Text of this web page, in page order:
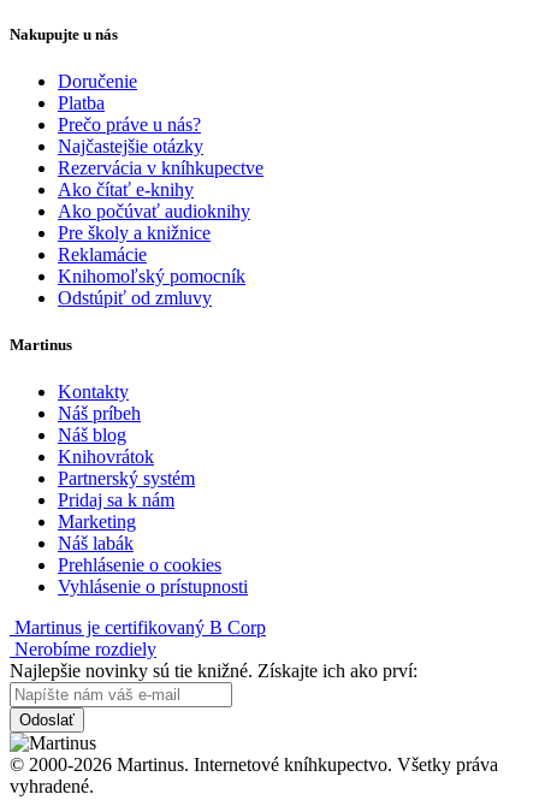
Nakupujte u nás
Doručenie
Platba
Prečo práve u nás?
Najčastejšie otázky
Rezervácia v kníhkupectve
Ako čítať e-knihy
Ako počúvať audioknihy
Pre školy a knižnice
Reklamácie
Knihomoľský pomocník
Odstúpiť od zmluvy
Martinus
Kontakty
Náš príbeh
Náš blog
Knihovrátok
Partnerský systém
Pridaj sa k nám
Marketing
Náš labák
Prehlásenie o cookies
Vyhlásenie o prístupnosti
Martinus je certifikovaný B Corp
Nerobíme rozdiely
Najlepšie novinky sú tie knižné. Získajte ich ako prví:
Odoslať
© 2000-2026 Martinus. Internetové kníhkupectvo. Všetky práva
vyhradené.